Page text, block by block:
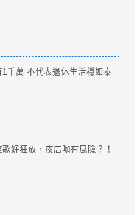
1千萬 不代表退休生活穩如泰
好狂放，夜店咖有風險？！